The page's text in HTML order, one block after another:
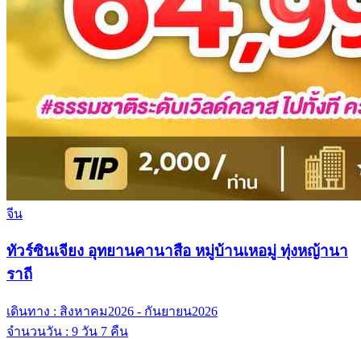
จีน
ทัวร์ซินเจียง อุทยานคานาสือ หมู่บ้านเหอมู่ ทุ่งหญ้านา
ราถี
เดินทาง : สิงหาคม2026 - กันยายน2026
จำนวนวัน : 9 วัน 7 คืน